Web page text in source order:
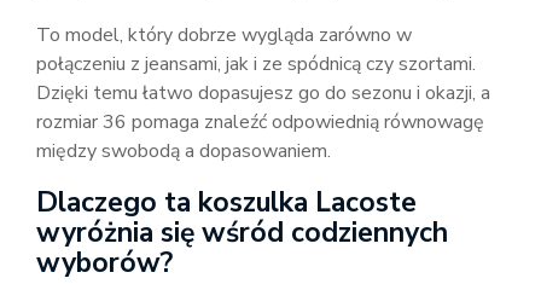
To model, który dobrze wygląda zarówno w
połączeniu z jeansami, jak i ze spódnicą czy szortami.
Dzięki temu łatwo dopasujesz go do sezonu i okazji, a
rozmiar 36 pomaga znaleźć odpowiednią równowagę
między swobodą a dopasowaniem.
Dlaczego ta koszulka Lacoste
wyróżnia się wśród codziennych
wyborów?